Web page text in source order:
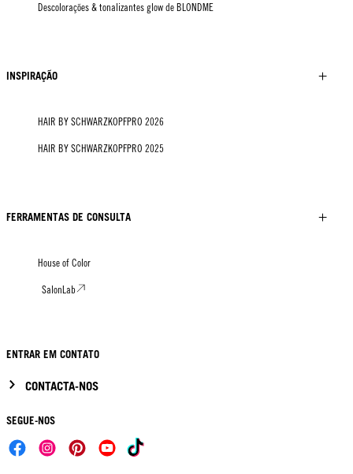
Descolorações & tonalizantes glow de BLONDME
INSPIRAÇÃO
HAIR BY SCHWARZKOPFPRO 2026
HAIR BY SCHWARZKOPFPRO 2025
FERRAMENTAS DE CONSULTA
House of Color
SalonLab
ENTRAR EM CONTATO
CONTACTA-NOS
SEGUE-NOS